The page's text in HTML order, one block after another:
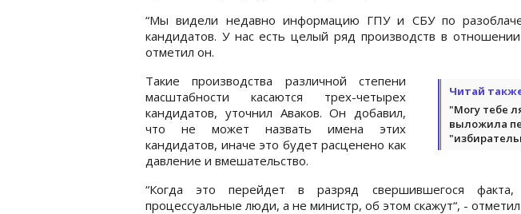
“Мы видели недавно информацию ГПУ и СБУ по
кандидатов. У нас есть целый ряд производств в
отметил он.
Читай
"Могу тебе
выложила
Такие производства различной степени
масштабности касаются трех-четырех
кандидатов, уточнил Аваков. Он добавил,
что не может назвать имена этих
кандидатов, иначе это будет расценено как
давление и вмешательство.
“Когда это перейдет в разряд свершившегося
процессуальные люди, а не министр, об этом скажут“, -